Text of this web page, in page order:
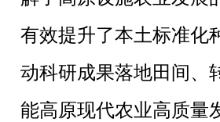
有效提升了本土标准化
动科研成果落地田间、
能高原现代农业高质量